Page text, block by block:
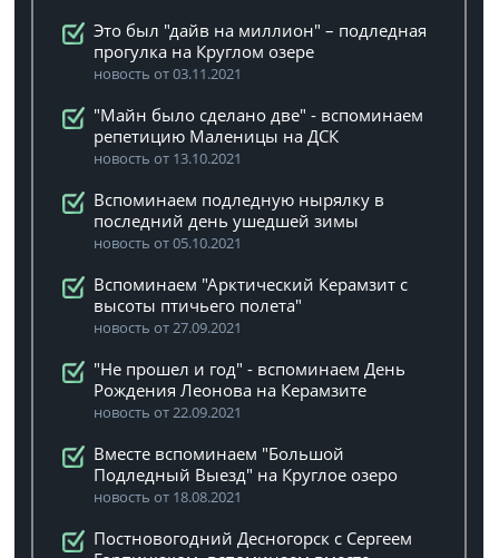
Это был "дайв на миллион" – подледная
прогулка на Круглом озере
новость от 03.11.2021
"Майн было сделано две" - вспоминаем
репетицию Маленицы на ДСК
новость от 13.10.2021
Вспоминаем подледную нырялку в
последний день ушедшей зимы
новость от 05.10.2021
Вспоминаем "Арктический Керамзит с
высоты птичьего полета"
новость от 27.09.2021
"Не прошел и год" - вспоминаем День
Рождения Леонова на Керамзите
новость от 22.09.2021
Вместе вспоминаем "Большой
Подледный Выезд" на Круглое озеро
новость от 18.08.2021
Постновогодний Десногорск с Сергеем